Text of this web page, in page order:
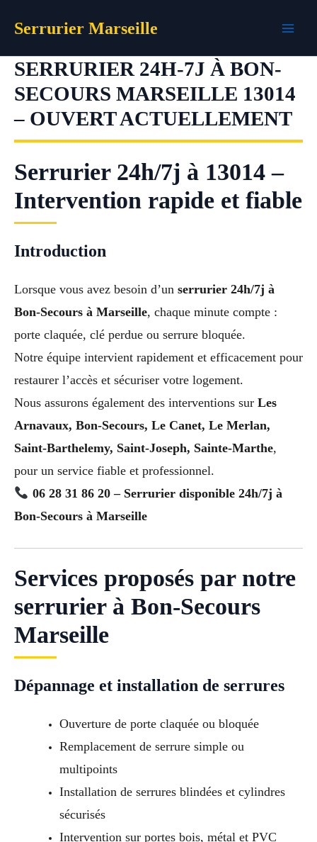
Serrurier Marseille
SERRURIER 24H-7J À BON-
SECOURS MARSEILLE 13014
– OUVERT ACTUELLEMENT
Serrurier 24h/7j à 13014 –
Intervention rapide et fiable
Introduction
Lorsque vous avez besoin d’un serrurier 24h/7j à
Bon-Secours à Marseille, chaque minute compte :
porte claquée, clé perdue ou serrure bloquée.
Notre équipe intervient rapidement et efficacement pour
restaurer l’accès et sécuriser votre logement.
Nous assurons également des interventions sur Les
Arnavaux, Bon-Secours, Le Canet, Le Merlan,
Saint-Barthelemy, Saint-Joseph, Sainte-Marthe,
pour un service fiable et professionnel.
06 28 31 86 20 – Serrurier disponible 24h/7j à
Bon-Secours à Marseille
Services proposés par notre
serrurier à Bon-Secours
Marseille
Dépannage et installation de serrures
Ouverture de porte claquée ou bloquée
Remplacement de serrure simple ou
multipoints
Installation de serrures blindées et cylindres
sécurisés
Intervention sur portes bois, métal et PVC